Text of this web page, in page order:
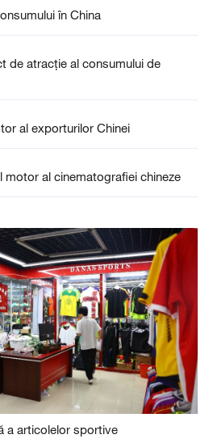
în China
de atracție al consumului de
al exporturilor Chinei
motor al cinematografiei chineze
a articolelor sportive